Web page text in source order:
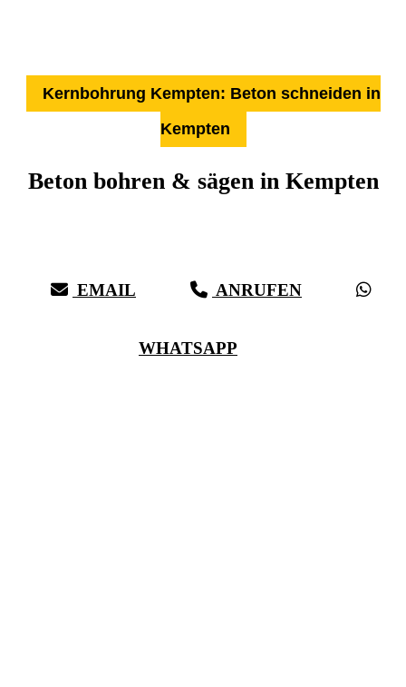
Kernbohrung Kempten: Beton schneiden in
Kempten
Beton bohren & sägen in Kempten
EMAIL ANRUFEN
WHATSAPP